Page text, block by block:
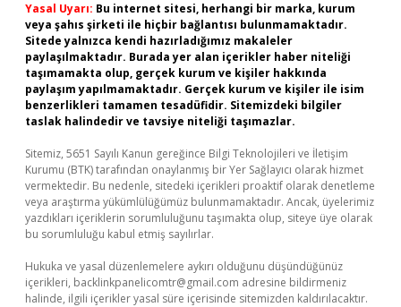
Yasal Uyarı: Bu internet sitesi, herhangi bir marka, kurum
veya şahıs şirketi ile hiçbir bağlantısı bulunmamaktadır.
Sitede yalnızca kendi hazırladığımız makaleler
paylaşılmaktadır. Burada yer alan içerikler haber niteliği
taşımamakta olup, gerçek kurum ve kişiler hakkında
paylaşım yapılmamaktadır. Gerçek kurum ve kişiler ile isim
benzerlikleri tamamen tesadüfidir. Sitemizdeki bilgiler
taslak halindedir ve tavsiye niteliği taşımazlar.
Sitemiz, 5651 Sayılı Kanun gereğince Bilgi Teknolojileri ve İletişim
Kurumu (BTK) tarafından onaylanmış bir Yer Sağlayıcı olarak hizmet
vermektedir. Bu nedenle, sitedeki içerikleri proaktif olarak denetleme
veya araştırma yükümlülüğümüz bulunmamaktadır. Ancak, üyelerimiz
yazdıkları içeriklerin sorumluluğunu taşımakta olup, siteye üye olarak
bu sorumluluğu kabul etmiş sayılırlar.
Hukuka ve yasal düzenlemelere aykırı olduğunu düşündüğünüz
içerikleri, backlinkpanelicomtr@gmail.com adresine bildirmeniz
halinde, ilgili içerikler yasal süre içerisinde sitemizden kaldırılacaktır.